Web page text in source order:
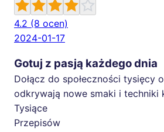
4.2 (8 ocen)
2024-01-17
Gotuj z pasją każdego dnia
Dołącz do społeczności tysięcy
odkrywają nowe smaki i techniki
Tysiące
Przepisów